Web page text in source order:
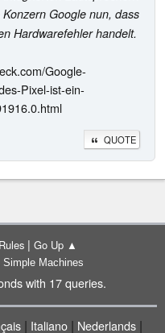
Google nun, dass
Hardwarefehler handelt.
Google-
Pixel-ist-ein-
QUOTE
| Go Up ▲
Simple Machines
with 17 queries.
| Italiano | Nederlands |